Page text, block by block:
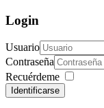
Login
Usuario
Contraseña
Recuérdeme
Identificarse